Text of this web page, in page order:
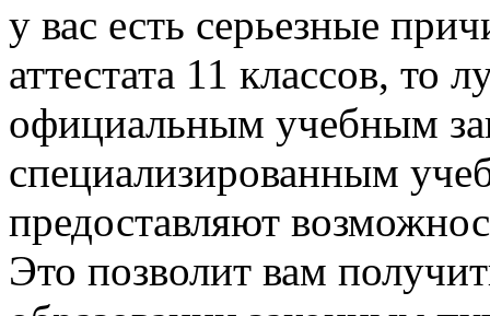
у вас есть серьезные
аттестата 11 классов, то
официальным учебным
специализированным
предоставляют
Это позволит вам